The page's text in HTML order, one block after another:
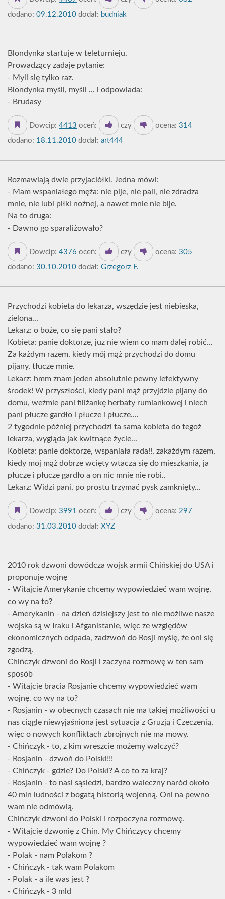
dodano: 09.12.2010 dodał: budniak
Blondynka startuje w teleturnieju.
Prowadzący zadaje pytanie:
- Myli się tylko raz.
Blondynka myśli, myśli ... i odpowiada:
- Brudasy
Dowcip: 4413 oceń: czy ocena: 314
dodano: 18.11.2010 dodał: art444
Rozmawiają dwie przyjaciółki. Jedna mówi:
- Mam wspaniałego męża: nie pije, nie pali, nie zdradza
mnie, nie lubi piłki nożnej, a nawet mnie nie bije.
Na to druga:
- Dawno go sparaliżowało?
Dowcip: 4376 oceń: czy ocena: 305
dodano: 30.10.2010 dodał: Grzegorz F.
Przychodzi kobieta do lekarza, wszędzie jest niebieska,
zielona...
Lekarz: o boże, co się pani stało?
Kobieta: panie doktorze, juz nie wiem co mam dalej robić...
Za każdym razem, kiedy mój mąż przychodzi do domu
pijany, tłucze mnie.
Lekarz: hmm znam jeden absolutnie pewny iefektywny
środek! W przyszłości, kiedy pani mąż przyjdzie pijany do
domu, weźmie pani filiżankę herbaty rumiankowej i niech
pani płucze gardło i płucze i płucze....
2 tygodnie później przychodzi ta sama kobieta do tegoż
lekarza, wygląda jak kwitnące życie...
Kobieta: panie doktorze, wspaniała rada!!, zakażdym razem,
kiedy moj mąż dobrze wcięty wtacza się do mieszkania, ja
płucze i płucze gardło a on nic mnie nie robi..
Lekarz: Widzi pani, po prostu trzymać pysk zamknięty...
Dowcip: 3991 oceń: czy ocena: 297
dodano: 31.03.2010 dodał: XYZ
2010 rok dzwoni dowódcza wojsk armii Chińskiej do USA i
proponuje wojnę
- Witajcie Amerykanie chcemy wypowiedzieć wam wojnę,
co wy na to?
- Amerykanin - na dzień dzisiejszy jest to nie możliwe nasze
wojska są w Iraku i Afganistanie, więc ze względów
ekonomicznych odpada, zadzwoń do Rosji myślę, że oni się
zgodzą.
Chińczyk dzwoni do Rosji i zaczyna rozmowę w ten sam
sposób
- Witajcie bracia Rosjanie chcemy wypowiedzieć wam
wojnę, co wy na to?
- Rosjanin - w obecnych czasach nie ma takiej możliwości u
nas ciągle niewyjaśniona jest sytuacja z Gruzją i Czeczenią,
więc o nowych konfliktach zbrojnych nie ma mowy.
- Chińczyk - to, z kim wreszcie możemy walczyć?
- Rosjanin - dzwoń do Polski!!!
- Chińczyk - gdzie? Do Polski? A co to za kraj?
- Rosjanin - to nasi sąsiedzi, bardzo waleczny naród około
40 mln ludności z bogatą historią wojenną. Oni na pewno
wam nie odmówią.
Chińczyk dzwoni do Polski i rozpoczyna rozmowę.
- Witajcie dzwonię z Chin. My Chińczycy chcemy
wypowiedzieć wam wojnę ?
- Polak - nam Polakom ?
- Chińczyk - tak wam Polakom
- Polak - a ile was jest ?
- Chińczyk - 3 mld